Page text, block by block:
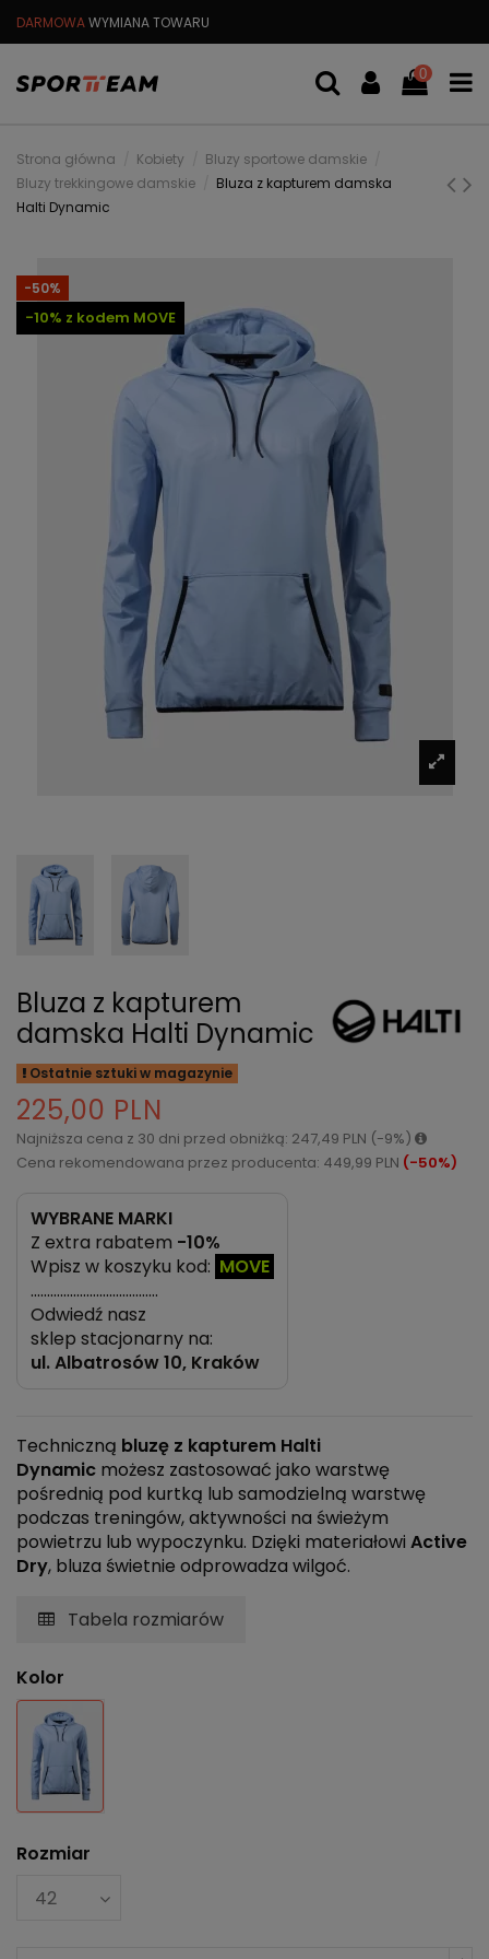
DARMOWAWYMIANA TOWARU
0
Strona główna Kobiety
Bluzy sportowe damskie
Bluzy trekkingowe damskie
Bluza z kapturem damska
Halti Dynamic
-50%
-10% z kodem MOVE
Bluza z kapturem
damska Halti Dynamic
Ostatnie sztuki w magazynie
225,00 PLN
Najniższa cena z 30 dni przed obniżką: 247,49 PLN (-9%)
Cena rekomendowana przez producenta: 449,99 PLN (-50%)
WYBRANE MARKI
Z extra rabatem -10%
Wpisz w koszyku kod: MOVE
…………………………………
Odwiedź nasz
sklep stacjonarny na:
ul.Albatrosów 10, Kraków
Techniczną bluzę z kapturem Halti
Dynamic możesz zastosować jako warstwę
pośrednią pod kurtką lub samodzielną warstwę
podczas treningów, aktywności na świeżym
powietrzu lub wypoczynku. Dzięki materiałowi Active
Dry, bluza świetnie odprowadza wilgoć.
Tabela rozmiarów
Kolor
Błękitny
Rozmiar